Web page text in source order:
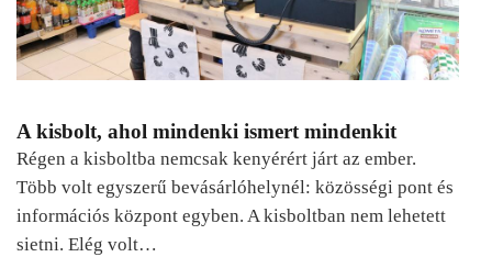
A kisbolt, ahol mindenki ismert mindenkit
Régen a kisboltba nemcsak kenyérért járt az ember.
Több volt egyszerű bevásárlóhelynél: közösségi pont és
információs központ egyben. A kisboltban nem lehetett
sietni. Elég volt…